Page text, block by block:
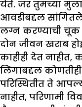
येते. जर तुमच्या
आवडीबद्दल
लग्न करण्याची
दोन जीवन खराब
काहीही देत
लिंगाबद्दल
परिस्थितीत ते
नाहीत, परिणामी